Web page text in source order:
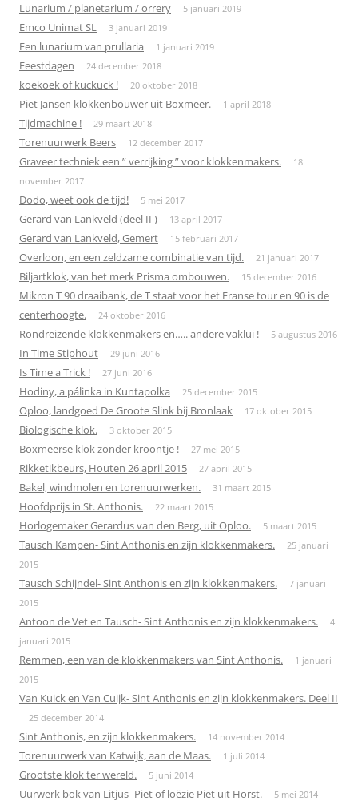
Lunarium / planetarium / orrery 5 januari 2019
Emco Unimat SL 3 januari 2019
Een lunarium van prullaria 1 januari 2019
Feestdagen 24 december 2018
koekoek of kuckuck ! 20 oktober 2018
Piet Jansen klokkenbouwer uit Boxmeer. 1 april 2018
Tijdmachine ! 29 maart 2018
Torenuurwerk Beers 12 december 2017
Graveer techniek een ” verrijking ” voor klokkenmakers.
18
november 2017
Dodo, weet ook de tijd! 5 mei 2017
Gerard van Lankveld (deel II ) 13 april 2017
Gerard van Lankveld, Gemert 15 februari 2017
Overloon, en een zeldzame combinatie van tijd. 21 januari 2017
Biljartklok, van het merk Prisma ombouwen. 15 december 2016
Mikron T 90 draaibank, de T staat voor het Franse tour en 90 is de
centerhoogte.
24 oktober 2016
Rondreizende klokkenmakers en….. andere vaklui ! 5 augustus 2016
In Time Stiphout 29 juni 2016
Is Time a Trick ! 27 juni 2016
Hodiny, a pálinka in Kuntapolka 25 december 2015
Oploo, landgoed De Groote Slink bij Bronlaak 17 oktober 2015
Biologische klok. 3 oktober 2015
Boxmeerse klok zonder kroontje ! 27 mei 2015
Rikketikbeurs, Houten 26 april 2015 27 april 2015
Bakel, windmolen en torenuurwerken. 31 maart 2015
Hoofdprijs in St. Anthonis. 22 maart 2015
Horlogemaker Gerardus van den Berg, uit Oploo. 5 maart 2015
Tausch Kampen- Sint Anthonis en zijn klokkenmakers.
25 januari
2015
Tausch Schijndel- Sint Anthonis en zijn klokkenmakers.
7 januari
2015
Antoon de Vet en Tausch- Sint Anthonis en zijn klokkenmakers.
4
januari 2015
Remmen, een van de klokkenmakers van Sint Anthonis.
1 januari
2015
Van Kuick en Van Cuijk- Sint Anthonis en zijn klokkenmakers. Deel II
25 december 2014
Sint Anthonis, en zijn klokkenmakers. 14 november 2014
Torenuurwerk van Katwijk, aan de Maas. 1 juli 2014
Grootste klok ter wereld. 5 juni 2014
Uurwerk bok van Litjus- Piet of loëzie Piet uit Horst. 5 mei 2014